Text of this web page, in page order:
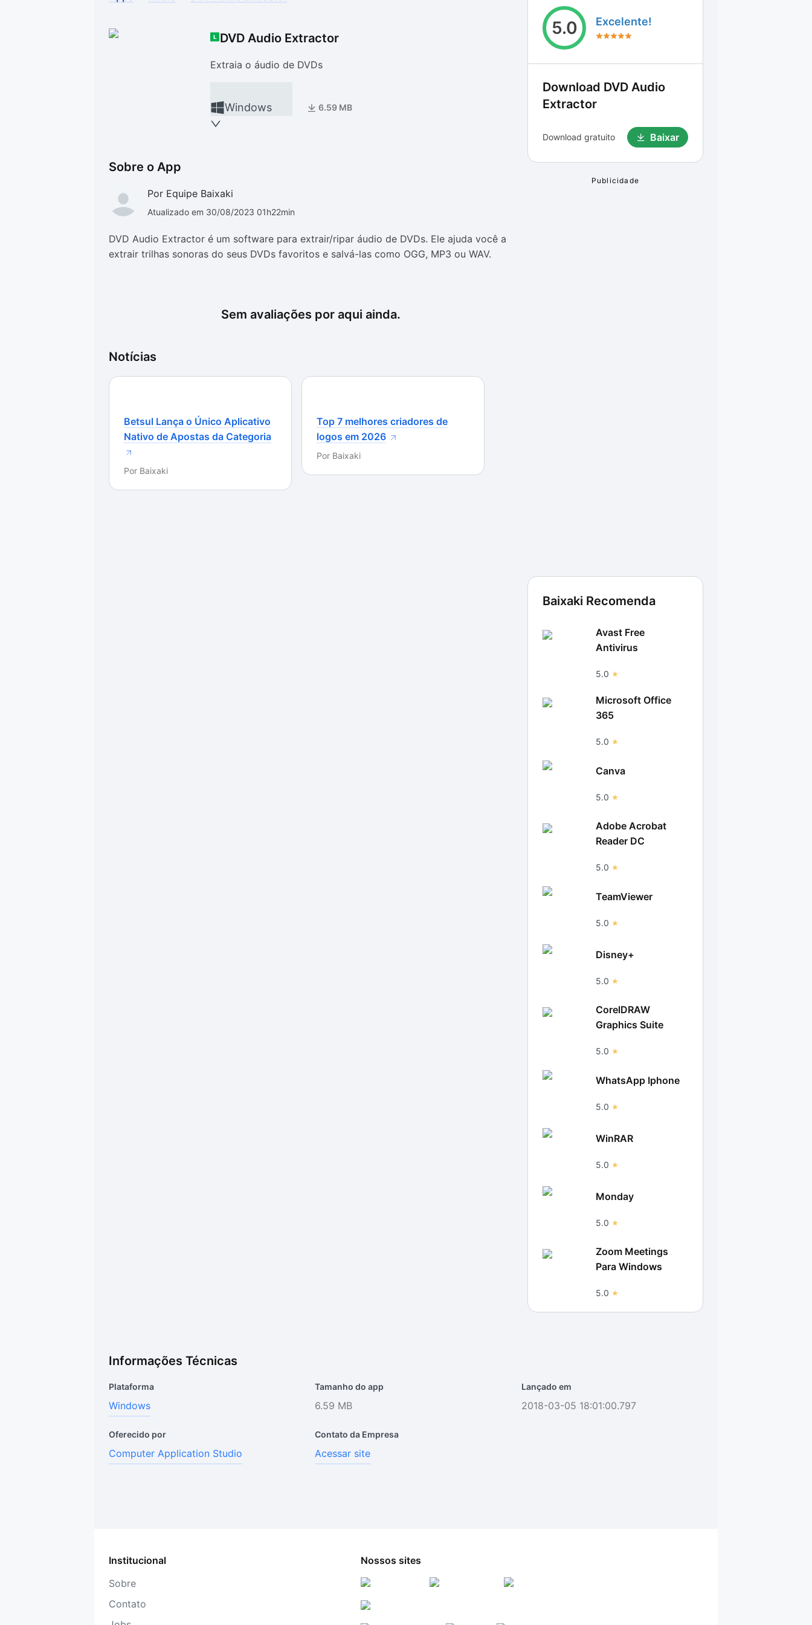
DVD Audio Extractor
Extraia o áudio de DVDs
Windows 6.59 MB
Sobre o App
Por Equipe Baixaki
Atualizado em 30/08/2023 01h22min
DVD Audio Extractor é um software para extrair/ripar áudio de DVDs. Ele ajuda você a
extrair trilhas sonoras do seus DVDs favoritos e salvá-las como OGG, MP3 ou WAV.
Sem avaliações por aqui ainda.
Notícias
Betsul Lança o Único Aplicativo
Nativo de Apostas da Categoria
Por Baixaki
Top 7 melhores criadores de
logos em 2026
Por Baixaki
5.0 Excelente!
Download DVD Audio
Extractor
Download gratuito Baixar
Baixaki Recomenda
Avast Free
Antivirus
5.0
Microsoft Office
365
5.0
Canva
5.0
Adobe Acrobat
Reader DC
5.0
TeamViewer
5.0
Disney+
5.0
CorelDRAW
Graphics Suite
5.0
WhatsApp Iphone
5.0
WinRAR
5.0
Monday
5.0
Zoom Meetings
Para Windows
5.0
Informações Técnicas
Plataforma
Windows
Tamanho do app
6.59 MB
Lançado em
2018-03-05 18:01:00.797
Oferecido por
Computer Application Studio
Contato da Empresa
Acessar site
Institucional
Sobre
Contato
Nossos sites